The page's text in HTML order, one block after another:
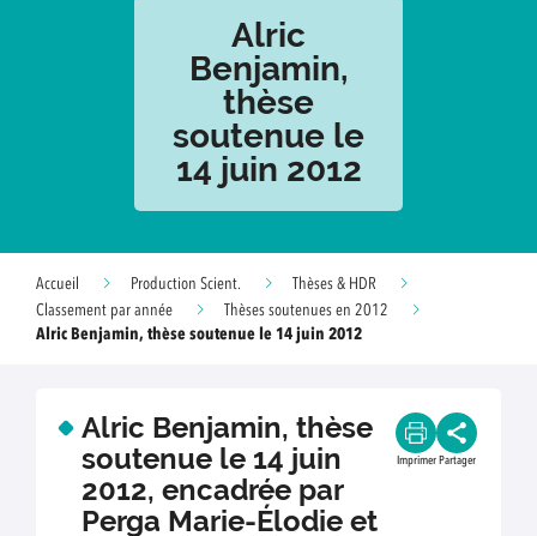
Alric
Benjamin,
thèse
soutenue le
14 juin 2012
Accueil Production Scient.
Thèses & HDR
Classement par année
Thèses soutenues en 2012
Alric Benjamin, thèse soutenue le 14 juin 2012
Alric Benjamin, thèse
soutenue le 14 juin
2012, encadrée par
Perga Marie-Élodie et
Imprimer Partager